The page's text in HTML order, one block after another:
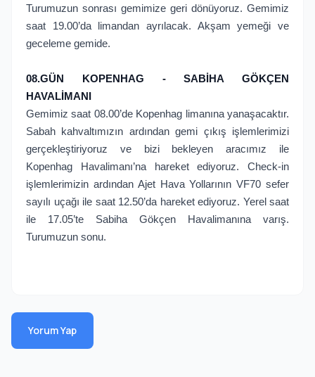
Turumuzun sonrası gemimize geri dönüyoruz. Gemimiz
saat 19.00’da limandan ayrılacak. Akşam yemeği ve
geceleme gemide.
08.GÜN KOPENHAG - SABİHA GÖKÇEN
HAVALİMANI
Gemimiz saat 08.00’de Kopenhag limanına yanaşacaktır.
Sabah kahvaltımızın ardından gemi çıkış işlemlerimizi
gerçekleştiriyoruz ve bizi bekleyen aracımız ile
Kopenhag Havalimanı’na hareket ediyoruz. Check-in
işlemlerimizin ardından Ajet Hava Yollarının VF70 sefer
sayılı uçağı ile saat 12.50’da hareket ediyoruz. Yerel saat
ile 17.05’te Sabiha Gökçen Havalimanına varış.
Turumuzun sonu.
Yorum Yap